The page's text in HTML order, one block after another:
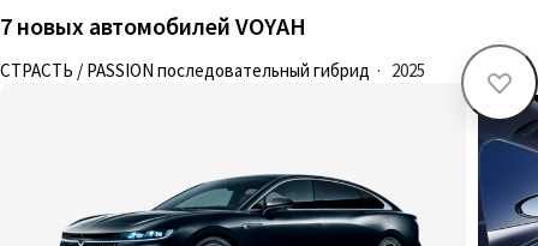
7 новых автомобилей VOYAH
СТРАСТЬ / PASSION последовательный гибрид · 2025